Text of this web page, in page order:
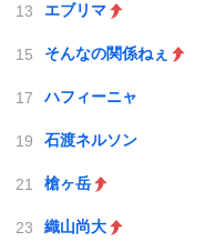
エブリマ
そんなの関係ねぇ
ハフィーニャ
石渡ネルソン
槍ヶ岳
織山尚大